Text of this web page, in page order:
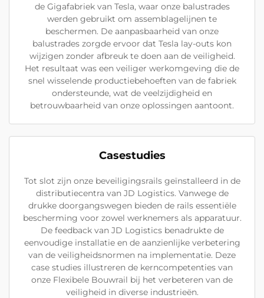
de Gigafabriek van Tesla, waar onze balustrades
werden gebruikt om assemblagelijnen te
beschermen. De aanpasbaarheid van onze
balustrades zorgde ervoor dat Tesla lay-outs kon
wijzigen zonder afbreuk te doen aan de veiligheid.
Het resultaat was een veiliger werkomgeving die de
snel wisselende productiebehoeften van de fabriek
ondersteunde, wat de veelzijdigheid en
betrouwbaarheid van onze oplossingen aantoont.
Casestudies
Tot slot zijn onze beveiligingsrails geïnstalleerd in de
distributiecentra van JD Logistics. Vanwege de
drukke doorgangswegen bieden de rails essentiële
bescherming voor zowel werknemers als apparatuur.
De feedback van JD Logistics benadrukte de
eenvoudige installatie en de aanzienlijke verbetering
van de veiligheidsnormen na implementatie. Deze
case studies illustreren de kerncompetenties van
onze Flexibele Bouwrail bij het verbeteren van de
veiligheid in diverse industrieën.